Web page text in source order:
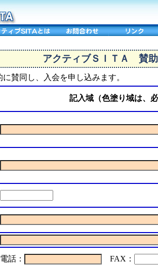
アクティブＳＩＴＡ 賛
賛同し、入会を申し込みます。
記入域（色塗り域は、
電話： FAX：